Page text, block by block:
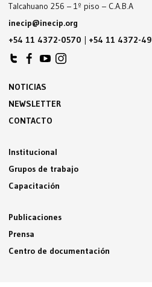
Talcahuano 256 – 1º piso – C.A.B.A
inecip@inecip.org
+54 11 4372-0570 | +54 11 4372-
NOTICIAS
NEWSLETTER
CONTACTO
Institucional
Grupos de trabajo
Capacitación
Publicaciones
Prensa
Centro de documentación